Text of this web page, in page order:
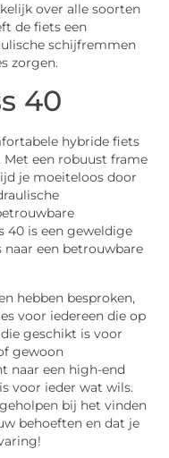
over alle soorten
de fiets een
schijfremmen
zorgen.
40
hybride fiets
een robuust frame
je moeiteloos door
40 is een geweldige
naar een betrouwbare
hebben besproken,
voor iedereen die op
geschikt is voor
gewoon
naar een high-end
voor ieder wat wils.
bij het vinden
behoeften en dat je